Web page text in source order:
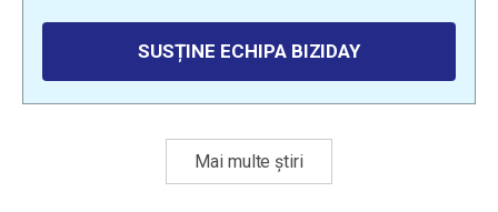
SUSȚINE ECHIPA BIZIDAY
Mai multe știri